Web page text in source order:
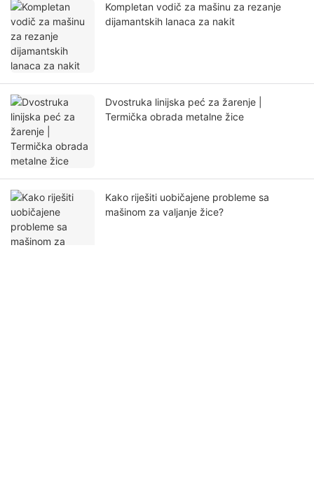
Kompletan vodič za mašinu za rezanje
dijamantskih lanaca za nakit
Dvostruka linijska peć za žarenje |
Termička obrada metalne žice
Kako riješiti uobičajene probleme sa
mašinom za valjanje žice?